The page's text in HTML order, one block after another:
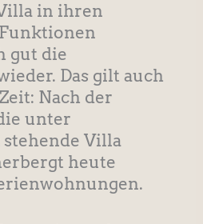
in ihren
gut die
Das gilt auch
Nach der
unter
Villa
heute